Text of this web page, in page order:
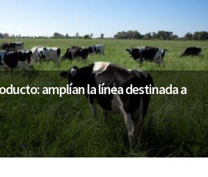
amplían la línea destinada a